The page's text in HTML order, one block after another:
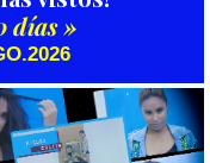
Bilko Cuervo
días »